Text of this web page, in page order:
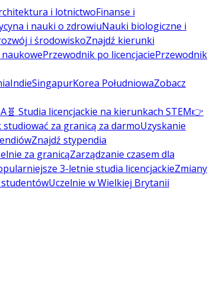
i lotnictwoFinanse i
i nauki o zdrowiuNauki biologiczne i
i środowiskoZnajdź kierunki
Przewodnik po licencjaciePrzewodnik
IndieSingapurKorea PołudniowaZobacz
🧬 Studia licencjackie na kierunkach STEM👉
studiować za granicą za darmoUzyskanie
Znajdź stypendia
za granicąZarządzanie czasem dla
3-letnie studia licencjackieZmiany
studentówUczelnie w Wielkiej Brytanii